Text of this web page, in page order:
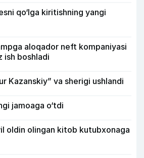
qo‘lga kiritishning yangi
aloqador neft kompaniyasi
ish boshladi
Kazanskiy” va sherigi ushlandi
jamoaga o‘tdi
oldin olingan kitob kutubxonaga